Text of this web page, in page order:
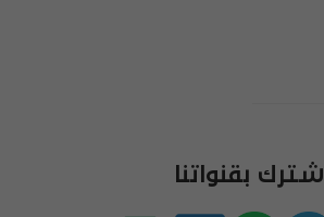
اشترك بقنواتنا